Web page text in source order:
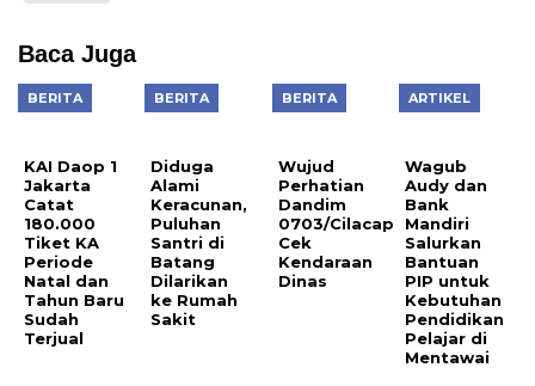
Baca Juga
BERITA
KAI Daop 1
Jakarta
Catat
180.000
Tiket KA
Periode
Natal dan
Tahun Baru
Sudah
Terjual
BERITA
Diduga
Alami
Keracunan,
Puluhan
Santri di
Batang
Dilarikan
ke Rumah
Sakit
BERITA
Wujud
Perhatian
Dandim
0703/Cilacap
Cek
Kendaraan
Dinas
ARTIKEL
Wagub
Audy dan
Bank
Mandiri
Salurkan
Bantuan
PIP untuk
Kebutuhan
Pendidikan
Pelajar di
Mentawai